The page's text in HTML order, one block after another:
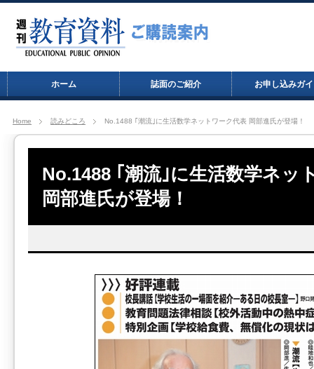
ホーム 誌面のご紹介 お申し込みガ
Home 読みどころ No.1488 ｢潮流｣に生活数学ネットワーク代表 岡部進氏が登場！
No.1488 ｢潮流｣に生活数学ネッ
岡部進氏が登場！